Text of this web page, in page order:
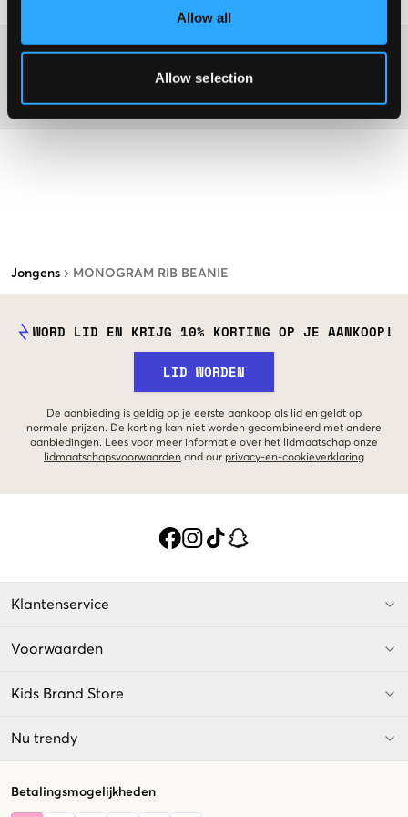
Allow all
Allow selection
Jongens MONOGRAM RIB BEANIE
Washing advice
Materiaal
WORD LID EN KRIJG 10% KORTING OP JE AANKOOP!
LID WORDEN
De aanbieding is geldig op je eerste aankoop als lid en geldt op
normale prijzen. De korting kan niet worden gecombineerd met andere
aanbiedingen. Lees voor meer informatie over het lidmaatschap onze
lidmaatschapsvoorwaarden and our privacy-en-cookieverklaring
Klantenservice
Voorwaarden
Kids Brand Store
Nu trendy
Betalingsmogelijkheden